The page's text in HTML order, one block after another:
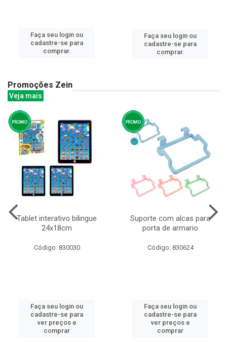
Faça seu login ou
cadastre-se para
comprar.
Faça seu login ou
cadastre-se para
comprar.
Promoções Zein
Veja mais
Tablet interativo bilingue
24x18cm
Código: 830030
Faça seu login ou
cadastre-se para
ver preços e
comprar
Suporte com alcas para
porta de armario
Código: 830624
Faça seu login ou
cadastre-se para
ver preços e
comprar